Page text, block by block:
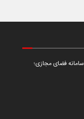
سامانه پیام گیر دفتر مرکزی تهران؛ 66014205 - 021 سامانه فضای مجازی؛